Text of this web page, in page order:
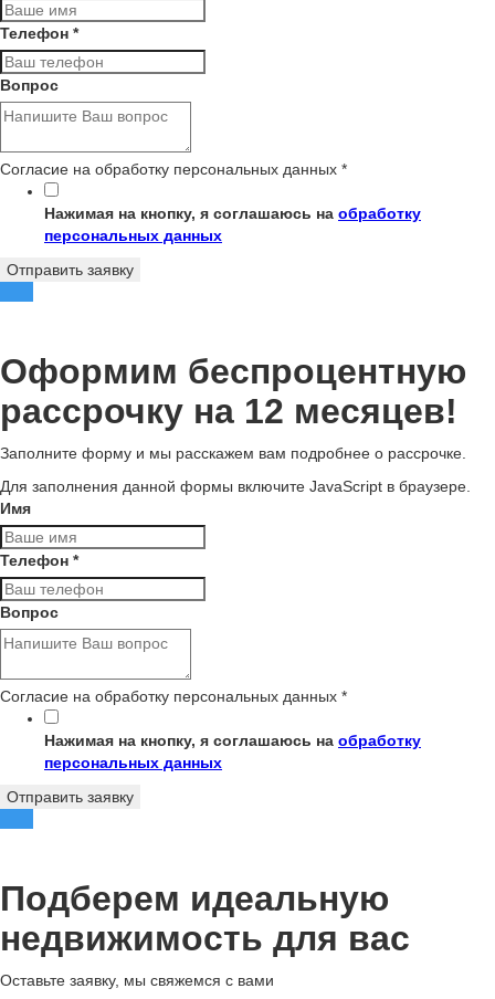
Телефон *
Вопрос
Согласие на обработку персональных данных *
Нажимая на кнопку, я соглашаюсь на обработку
персональных данных
Отправить заявку
Оформим беспроцентную
рассрочку на 12 месяцев!
Заполните форму и мы расскажем вам подробнее о рассрочке.
Для заполнения данной формы включите JavaScript в браузере.
Имя
Телефон *
Вопрос
Согласие на обработку персональных данных *
Нажимая на кнопку, я соглашаюсь на обработку
персональных данных
Отправить заявку
Подберем идеальную
недвижимость для вас
Оставьте заявку, мы свяжемся с вами